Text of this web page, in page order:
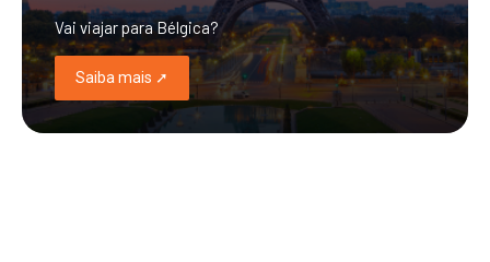
Vai viajar para Bélgica?
Saiba mais ➚